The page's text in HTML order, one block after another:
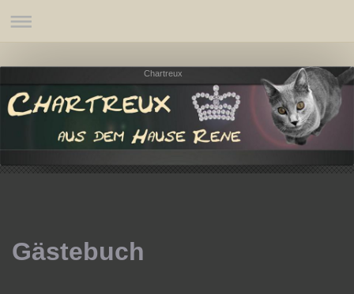
Chartreux
Gästebuch